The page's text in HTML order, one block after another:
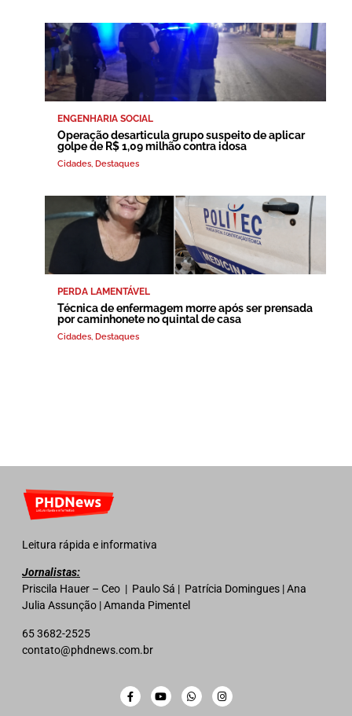
ENGENHARIA SOCIAL
Operação desarticula grupo suspeito de aplicar
golpe de R$ 1,09 milhão contra idosa
Cidades, Destaques
PERDA LAMENTÁVEL
Técnica de enfermagem morre após ser prensada
por caminhonete no quintal de casa
Cidades, Destaques
Leitura rápida e informativa
Jornalistas:
Priscila Hauer – Ceo | Paulo Sá | Patrícia Domingues | Ana
Julia Assunção | Amanda Pimentel
65 3682-2525
contato@phdnews.com.br